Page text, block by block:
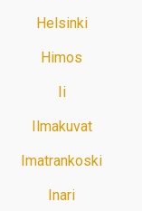
Helsinki
Himos
Ii
Ilmakuvat
Imatrankoski
Inari